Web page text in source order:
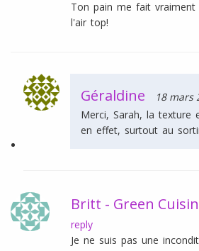
Ton pain me fait
l'air top!
Géraldine
18 mars
Merci, Sarah, la
en effet, surtout au
Britt - Green
reply
Je ne suis pas une